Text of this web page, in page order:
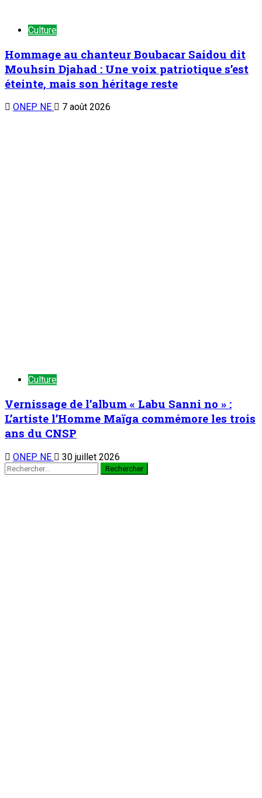
Culture
Hommage au chanteur Boubacar Saidou dit
Mouhsin Djahad : Une voix patriotique s’est
éteinte, mais son héritage reste
ONEP NE 7 août 2026
Culture
Vernissage de l’album « Labu Sanni no » :
L’artiste l’Homme Maïga commémore les trois
ans du CNSP
ONEP NE 30 juillet 2026